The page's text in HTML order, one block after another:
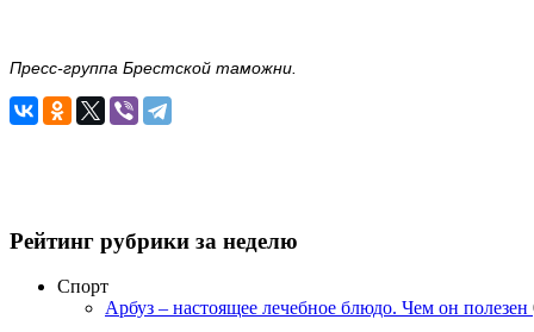
Пресс-группа Брестской таможни.
Рейтинг рубрики за неделю
Спорт
Арбуз – настоящее лечебное блюдо. Чем он полезен